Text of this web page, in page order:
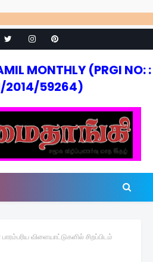
MONTHLY (PRGI NO: :
2014/59264)
பாரம்பரிய விளையாட்டுகளில் சிறப்பிடம்